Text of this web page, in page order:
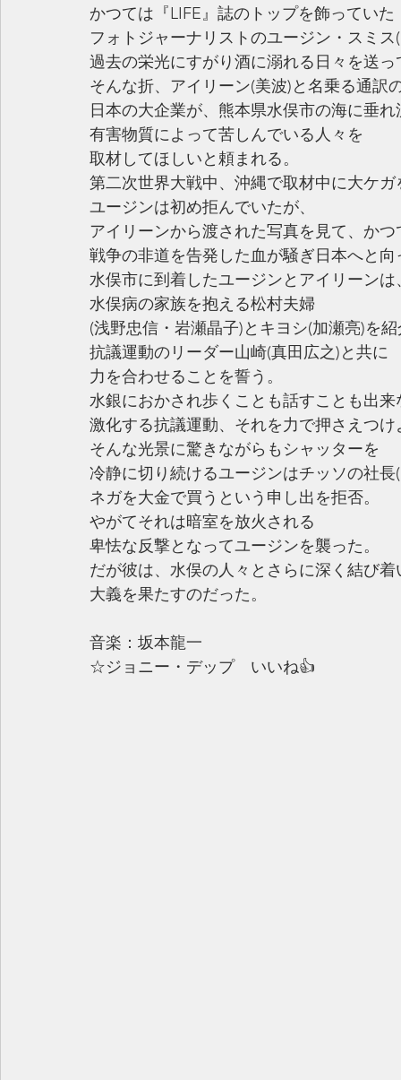
かつては『LIFE』誌のトップを飾っていた
フォトジャーナリストのユージン・スミ
過去の栄光にすがり酒に溺れる日々を送っ
そんな折、アイリーン(美波)と名乗る通訳
日本の大企業が、熊本県水俣市の海に垂
有害物質によって苦しんでいる人々を
取材してほしいと頼まれる。
第二次世界大戦中、沖縄で取材中に大ケガ
ユージンは初め拒んでいたが、
アイリーンから渡された写真を見て、か
戦争の非道を告発した血が騒ぎ日本へと向
水俣市に到着したユージンとアイリーンは
水俣病の家族を抱える松村夫婦
(浅野忠信・岩瀬晶子)とキヨシ(加瀬亮)を
抗議運動のリーダー山崎(真田広之)と共に
力を合わせることを誓う。
水銀におかされ歩くことも話すことも出
激化する抗議運動、それを力で押さえつ
そんな光景に驚きながらもシャッターを
冷静に切り続けるユージンはチッソの社長
ネガを大金で買うという申し出を拒否。
やがてそれは暗室を放火される
卑怯な反撃となってユージンを襲った。
だが彼は、水俣の人々とさらに深く結び着
大義を果たすのだった。
音楽：坂本龍一
☆ジョニー・デップ　いいね👍